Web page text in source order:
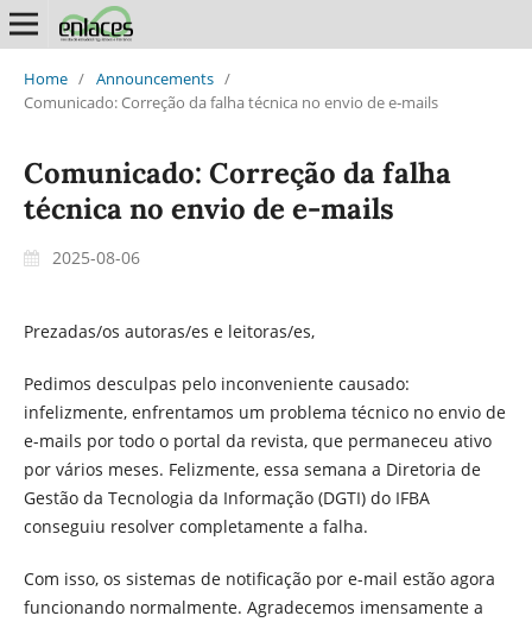
Home / Announcements /
Comunicado: Correção da falha técnica no envio de e‑mails
Comunicado: Correção da falha
técnica no envio de e‑mails
2025-08-06
Prezadas/os autoras/es e leitoras/es,
Pedimos desculpas pelo inconveniente causado:
infelizmente, enfrentamos um problema técnico no envio de
e-mails por todo o portal da revista, que permaneceu ativo
por vários meses. Felizmente, essa semana a Diretoria de
Gestão da Tecnologia da Informação (DGTI) do IFBA
conseguiu resolver completamente a falha.
Com isso, os sistemas de notificação por e-mail estão agora
funcionando normalmente. Agradecemos imensamente a